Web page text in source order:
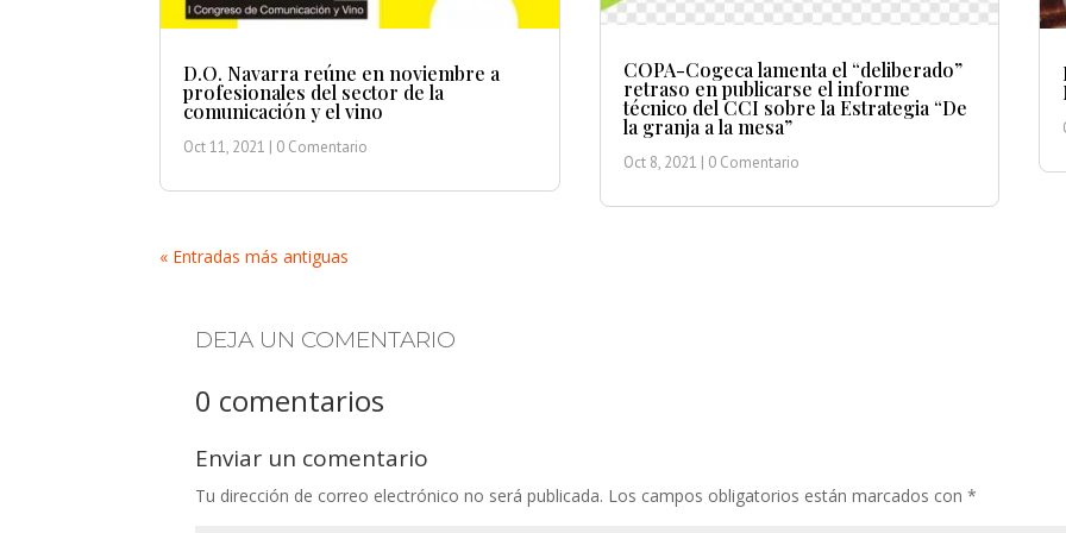
D.O. Navarra reúne en noviembre a
profesionales del sector de la
comunicación y el vino
Oct 11, 2021 | 0 Comentario
COPA-Cogeca lamenta el “deliberado”
retraso en publicarse el informe
técnico del CCI sobre la Estrategia “De
la granja a la mesa”
Oct 8, 2021 | 0 Comentario
« Entradas más antiguas
DEJA UN COMENTARIO
0 comentarios
Enviar un comentario
Tu dirección de correo electrónico no será publicada. Los campos obligatorios están marcados con*